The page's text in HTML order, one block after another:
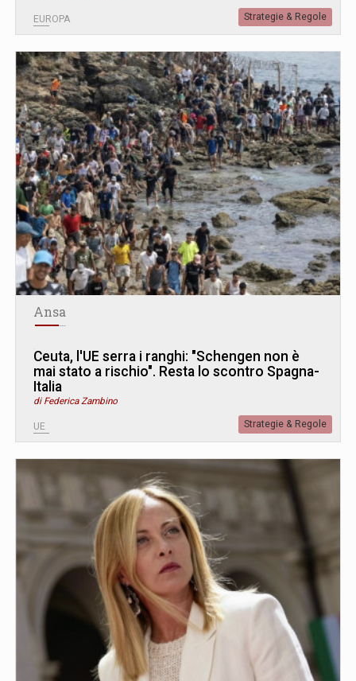
EUROPA Strategie & Regole
Ansa
Ceuta, l'UE serra i ranghi: "Schengen non è
mai stato a rischio". Resta lo scontro Spagna-
Italia
di Federica Zambino
UE Strategie & Regole